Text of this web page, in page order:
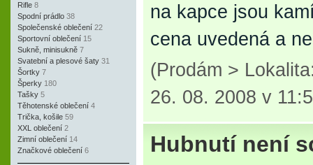
Rifle 8
Spodní prádlo 38
Společenské oblečení 22
Sportovní oblečení 15
Sukně, minisukně 7
Svatební a plesové šaty 31
Šortky 7
Šperky 180
Tašky 5
Těhotenské oblečení 4
Trička, košile 59
XXL oblečení 2
Zimní oblečení 14
Značkové oblečení 6
na kapce jsou
cena uvedená a
(Prodám >
26. 08. 2008 v
Hubnutí není